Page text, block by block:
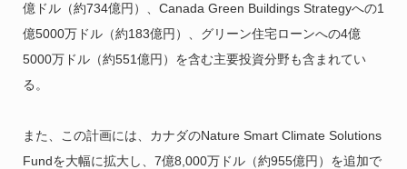
億ドル（約734億円）、Canada Green Buildings Strategyへの1
億5000万ドル（約183億円）、グリーン住宅ローンへの4億
5000万ドル（約551億円）を含む主要投資分野も含まれてい
る。
また、この計画には、カナダのNature Smart Climate Solutions
Fundを大幅に拡大し、7億8,000万ドル（約955億円）を追加で